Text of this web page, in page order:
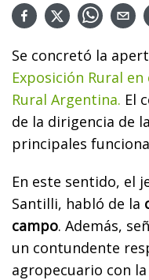
Se concretó la
Exposición Rural
Rural Argentina. El
de la dirigencia de
principales
En este sentido, el
Santilli, habló de la
campo. Además,
un contundente
agropecuario con la